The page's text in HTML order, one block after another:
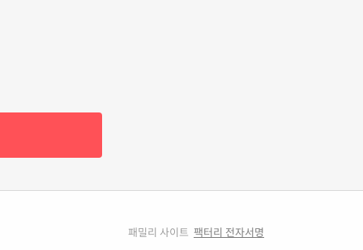
패밀리 사이트 팩터리 전자서명